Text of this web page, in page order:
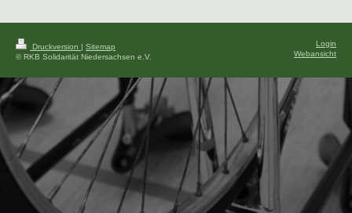
Druckversion | Sitemap
© RKB Solidarität Niedersachsen e.V.
Login
Webansicht